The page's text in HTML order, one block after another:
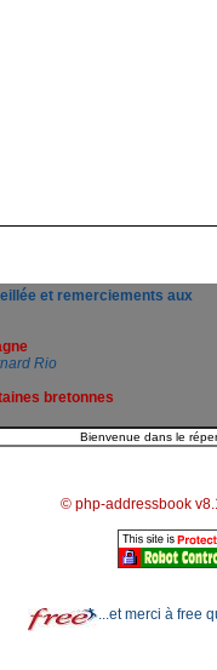
et remerciements aux
Rio
bretonnes
© php-addressbook
...et merci à free